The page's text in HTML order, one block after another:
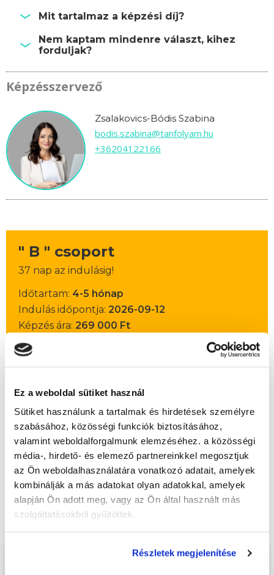
Ez a weboldal sütiket használ
Sütiket használunk a tartalmak és hirdetések személyre
szabásához, közösségi funkciók biztosításához,
valamint weboldalforgalmunk elemzéséhez. a közösségi
média-, hirdető- és elemező partnereinkkel megosztjuk
az Ön weboldalhasználatára vonatkozó adatait, amelyek
kombinálják a más adatokat olyan adatokkal, amelyek
alapján Ön adott meg, vagy az Ön által használt más
szolgáltatásokból gyűjtöttek.
Részletek megjelenítése
Mit tartalmaz a képzési díj?
Nem kaptam mindenre választ, kihez
forduljak?
Képzésszervező
Zsalakovics-Bódis Szabina
bodis.szabina@tanfolyam.hu
+36204122166
" B " csoport
37 nap az indulásig!
Időtartam: 4-5 hónap
Indulás időpontja: 2026-09-12
Képzés ára: 269 000 Ft
85.000 Ft értékű alapanyag- és
eszközkészlettel, csiszológéppel!
Házi vizsga díja:30 000 Ft
Lehet még jelentkezni?Igen
Jelentkezem!
Végezd elPedikűr tanfolyam - Kecskemét
tanfolyamunkat és váltsd valóra az álmaidat!